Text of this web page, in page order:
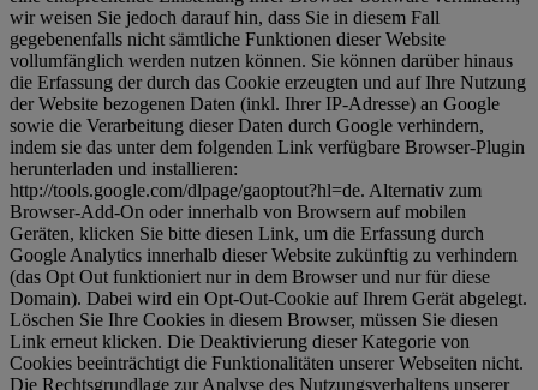
wir weisen Sie jedoch darauf hin, dass Sie in diesem Fall
gegebenenfalls nicht sämtliche Funktionen dieser Website
vollumfänglich werden nutzen können. Sie können darüber hinaus
die Erfassung der durch das Cookie erzeugten und auf Ihre Nutzung
der Website bezogenen Daten (inkl. Ihrer IP-Adresse) an Google
sowie die Verarbeitung dieser Daten durch Google verhindern,
indem sie das unter dem folgenden Link verfügbare Browser-Plugin
herunterladen und installieren:
http://tools.google.com/dlpage/gaoptout?hl=de. Alternativ zum
Browser-Add-On oder innerhalb von Browsern auf mobilen
Geräten, klicken Sie bitte diesen Link, um die Erfassung durch
Google Analytics innerhalb dieser Website zukünftig zu verhindern
(das Opt Out funktioniert nur in dem Browser und nur für diese
Domain). Dabei wird ein Opt-Out-Cookie auf Ihrem Gerät abgelegt.
Löschen Sie Ihre Cookies in diesem Browser, müssen Sie diesen
Link erneut klicken. Die Deaktivierung dieser Kategorie von
Cookies beeinträchtigt die Funktionalitäten unserer Webseiten nicht.
Die Rechtsgrundlage zur Analyse des Nutzungsverhaltens unserer